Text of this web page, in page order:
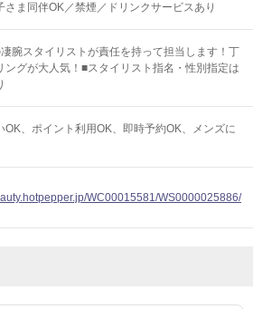
さま同伴OK／禁煙／ドリンクサービスあり
腕スタイリストが責任を持って担当します！丁
ングが大人気！■スタイリスト指名・性別指定は
OK ポイント利用OK 即時予約OK
メンズに
WC00015581/WS0000025886/